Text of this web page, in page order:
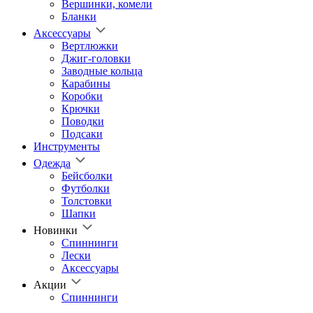
Вершинки, комели
Бланки
Аксессуары
Вертлюжки
Джиг-головки
Заводные кольца
Карабины
Коробки
Крючки
Поводки
Подсаки
Инструменты
Одежда
Бейсболки
Футболки
Толстовки
Шапки
Новинки
Спиннинги
Лески
Аксессуары
Акции
Спиннинги